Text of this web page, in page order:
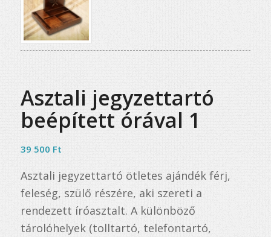
Asztali jegyzettartó
beépített órával 1
39 500 Ft
Asztali jegyzettartó ötletes ajándék férj,
feleség, szülő részére, aki szereti a
rendezett íróasztalt. A különböző
tárolóhelyek (tolltartó, telefontartó,